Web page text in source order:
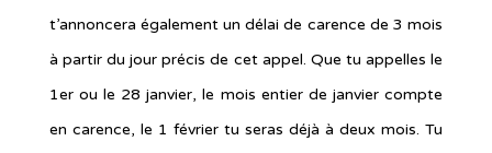
t’annoncera également un délai de carence de 3 mois
à partir du jour précis de cet appel. Que tu appelles le
1er ou le 28 janvier, le mois entier de janvier compte
en carence, le 1 février tu seras déjà à deux mois. Tu